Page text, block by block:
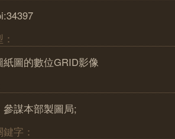
紙圖的數位GRID影像
參謀本部製圖局;
字：